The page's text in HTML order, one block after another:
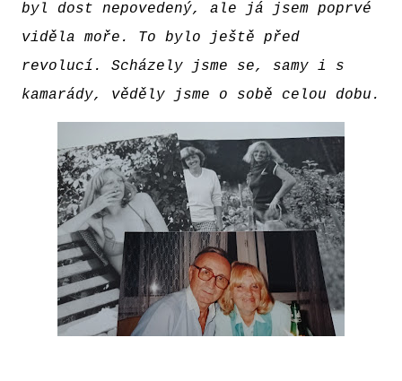
byl dost nepovedený, ale já jsem poprvé
viděla moře. To bylo ještě před
revolucí. Scházely jsme se, samy i s
kamarády, věděly jsme o sobě celou dobu.